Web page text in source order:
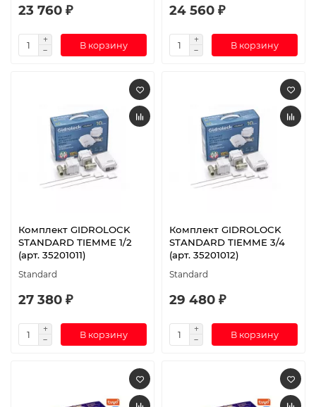
23 760 ₽
В корзину
24 560 ₽
В корзину
Комплект GIDROLOCK
STANDARD TIEMME 1/2
(арт. 35201011)
Standard
27 380 ₽
В корзину
Комплект GIDROLOCK
STANDARD TIEMME 3/4
(арт. 35201012)
Standard
29 480 ₽
В корзину